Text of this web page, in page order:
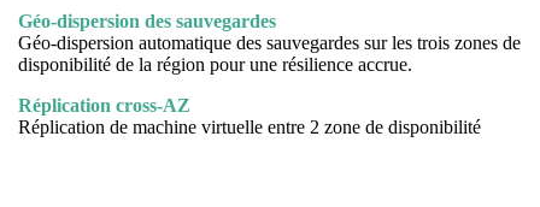
Géo-dispersion des sauvegardes
Géo-dispersion automatique des sauvegardes sur les trois zones de
disponibilité de la région pour une résilience accrue.
Réplication cross-AZ
Réplication de machine virtuelle entre 2 zone de disponibilité